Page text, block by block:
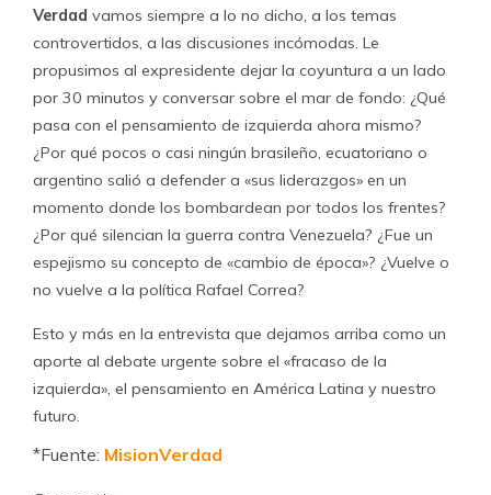
Verdad vamos siempre a lo no dicho, a los temas
controvertidos, a las discusiones incómodas. Le
propusimos al expresidente dejar la coyuntura a un lado
por 30 minutos y conversar sobre el mar de fondo: ¿Qué
pasa con el pensamiento de izquierda ahora mismo?
¿Por qué pocos o casi ningún brasileño, ecuatoriano o
argentino salió a defender a «sus liderazgos» en un
momento donde los bombardean por todos los frentes?
¿Por qué silencian la guerra contra Venezuela? ¿Fue un
espejismo su concepto de «cambio de época»? ¿Vuelve o
no vuelve a la política Rafael Correa?
Esto y más en la entrevista que dejamos arriba como un
aporte al debate urgente sobre el «fracaso de la
izquierda», el pensamiento en América Latina y nuestro
futuro.
*Fuente: MisionVerdad